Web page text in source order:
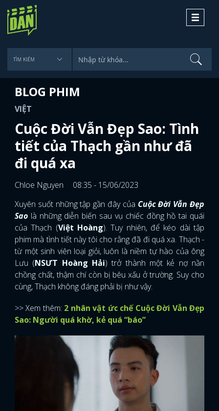
Toggle
BLOG PHIM
VIỆT
Cuộc Đời Vẫn Đẹp Sao: Tình
tiết của Thạch gần như đã
đi quá xa
Chloe Nguyen
08:35 - 15/06/2023
Xuyên suốt những tập gần đây của Cuộc Đời Vẫn Đẹp
Sao là những diễn biến sau vụ chiếc đồng hồ tai quái
của Thạch (Việt Hoàng). Tuy nhiên, để kéo dài tập
phim mà tình tiết này tôi cho rằng đã đi quá xa. Thạch -
từ một sinh viên loại giỏi, luôn là niềm tự hào của ông
Lưu (NSƯT Hoàng Hải) trở thành một kẻ nợ nần
chồng chất, thậm chí còn bị bêu xấu ở trường. Suy cho
cùng, Thạch không đáng phải bị như vậy.
>> Xem thêm: 2 nhân vật ức chế Cuộc Đời Vẫn Đẹp
Sao: Người quá khờ, kẻ quá “báo”